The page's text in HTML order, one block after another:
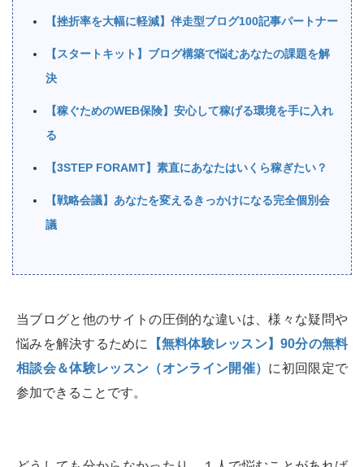
【挫折率を大幅に軽減】伴走型ブログ100記事パートナー
【スタートキット】ブログ構築で悩むあなたの課題を解
決
【稼ぐためのWEB保険】安心して稼げる環境を手に入れ
る
【3STEP FORAMT】素直にあなたはいくら稼ぎたい？
【戦略会議】あなたを変えるきっかけになる完全個別会
議
当ブログと他のサイトの圧倒的な違いは、様々な疑問や
悩みを解決するために
【無料体験レッスン】90分の無料
相談会＆体験レッスン（オンライン開催） に初回限定で
参加できることです。